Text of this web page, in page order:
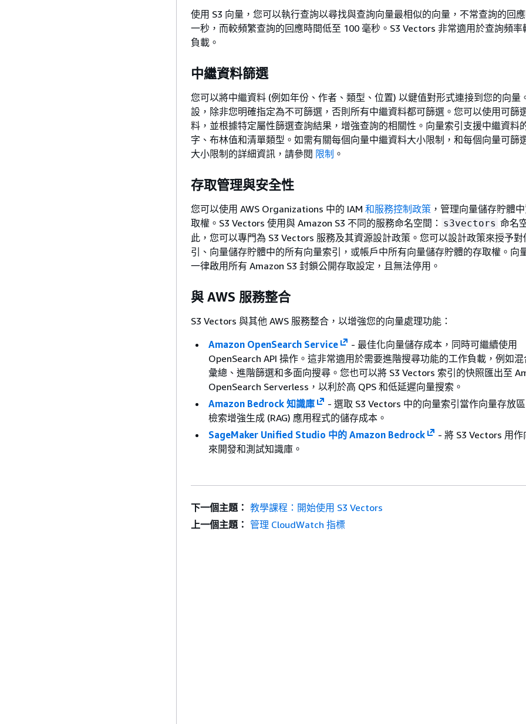
使用 S3 向量，您可以執行查詢以尋找與查詢向量最相似的向量，不常查詢的回
一秒，而較頻繁查詢的回應時間低至 100 毫秒。S3 Vectors 非常適用於查詢頻率
負載。
中繼資料篩選
您可以將中繼資料 (例如年份、作者、類型、位置) 以鍵值對形式連接到您的向量
設，除非您明確指定為不可篩選，否則所有中繼資料都可篩選。您可以使用可篩
料，並根據特定屬性篩選查詢結果，增強查詢的相關性。向量索引支援中繼資料
字、布林值和清單類型。如需有關每個向量中繼資料大小限制，和每個向量可篩
大小限制的詳細資訊，請參閱 限制 。
存取管理與安全性
您可以使用 AWS Organizations 中的 IAM 和服務控制政策 ，管理向量儲存貯體
取權。S3 Vectors 使用與 Amazon S3 不同的服務命名空間： s3vectors 命名
此，您可以專門為 S3 Vectors 服務及其資源設計政策。您可以設計政策來授予對
引、向量儲存貯體中的所有向量索引，或帳戶中所有向量儲存貯體的存取權。向
一律啟用所有 Amazon S3 封鎖公開存取設定，且無法停用。
與 AWS 服務整合
S3 Vectors 與其他 AWS 服務整合，以增強您的向量處理功能：
Amazon OpenSearch Service
- 最佳化向量儲存成本，同時可繼續使用
OpenSearch API 操作。這非常適用於需要進階搜尋功能的工作負載，例如混
彙總、進階篩選和多面向搜尋。您也可以將 S3 Vectors 索引的快照匯出至
OpenSearch Serverless，以利於高 QPS 和低延遲向量搜索。
Amazon Bedrock 知識庫
- 選取 S3 Vectors 中的向量索引當作向量存放
檢索增強生成 (RAG) 應用程式的儲存成本。
SageMaker Unified Studio 中的 Amazon Bedrock
- 將 S3 Vectors 用作
來開發和測試知識庫。
下一個主題： 教學課程：開始使用 S3 Vectors
上一個主題： 管理 CloudWatch 指標